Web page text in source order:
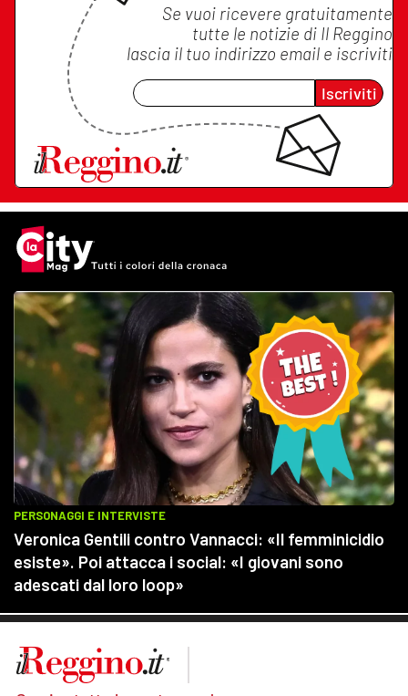
Se vuoi ricevere gratuitamente
tutte le notizie di Il Reggino
lascia il tuo indirizzo email e iscriviti
Iscriviti